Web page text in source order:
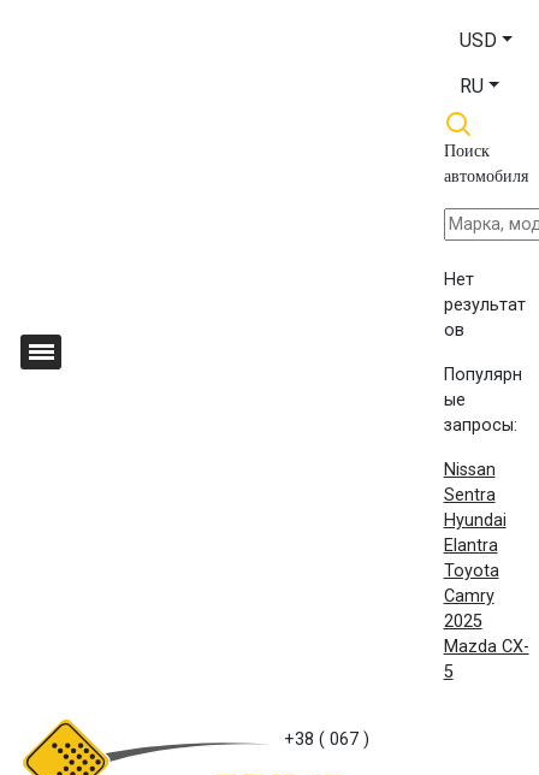
USD
RU
Поиск
автомобиля
Нет
результат
ов
Популярн
ые
запросы:
Nissan
Sentra
Hyundai
Elantra
Toyota
Camry
2025
Mazda CX-
5
+38 ( 067 )